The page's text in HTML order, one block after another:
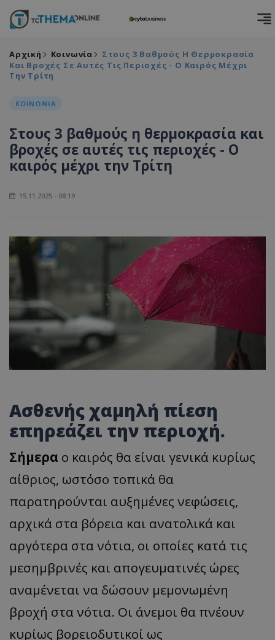
Αρχική Κοινωνία
Στους 3 Βαθμούς Η Θερμοκρασία
Και Βροχές Σε Αυτές Τις Περιοχές - Ο Καιρός Μέχρι
Την Τρίτη
ΚΟΙΝΩΝΙΑ
Στους 3 βαθμούς η θερμοκρασία και
βροχές σε αυτές τις περιοχές - Ο
καιρός μέχρι την Τρίτη
15.11.2025 - 08:19
Ασθενής χαμηλή πίεση
επηρεάζει την περιοχή.
Σήμερα ο καιρός θα είναι γενικά κυρίως
αίθριος, ωστόσο τοπικά θα
παρατηρούνται αυξημένες νεφώσεις,
αρχικά στα βόρεια και ανατολικά και
αργότερα στα νότια, οι οποίες κατά τις
μεσημβρινές και απογευματινές ώρες
αναμένεται να δώσουν μεμονωμένη
βροχή στα νότια. Οι άνεμοι θα πνέουν
κυρίως βορειοδυτικοί ως